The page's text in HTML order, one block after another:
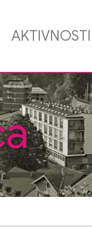
AKTIVNOSTI